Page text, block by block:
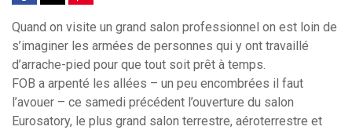
Quand on visite un grand salon professionnel on est loin de
s’imaginer les armées de personnes qui y ont travaillé
d’arrache-pied pour que tout soit prêt à temps.
FOB a arpenté les allées – un peu encombrées il faut
l’avouer – ce samedi précédent l’ouverture du salon
Eurosatory, le plus grand salon terrestre, aéroterrestre et